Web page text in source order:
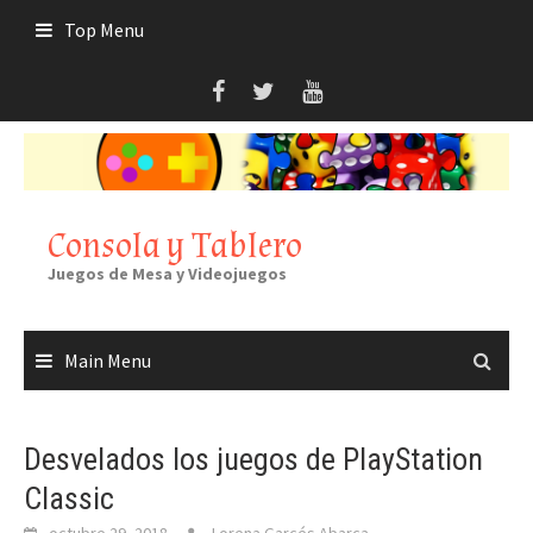
Top Menu
Consola y Tablero
Juegos de Mesa y Videojuegos
Main Menu
Desvelados los juegos de PlayStation
Classic